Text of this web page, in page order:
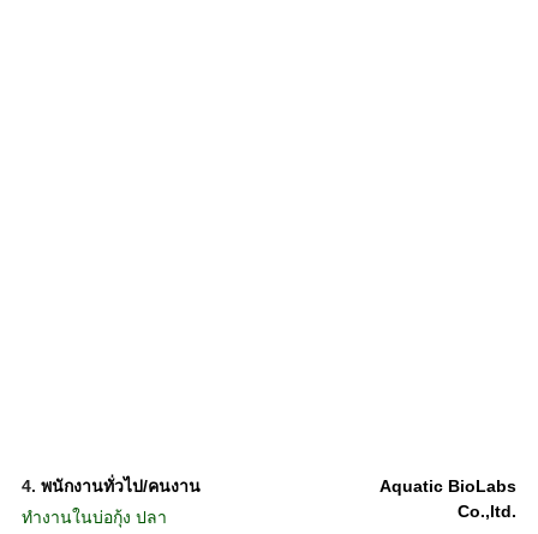
4. พนักงานทั่วไป/คนงาน
ทำงานในบ่อกุ้ง ปลา
Aquatic BioLabs
Co.,ltd.